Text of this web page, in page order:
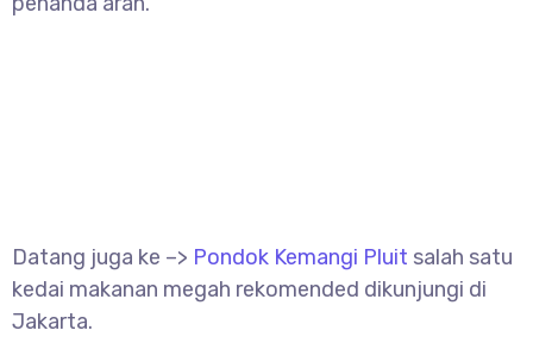
Datang juga ke –> Pondok Kemangi Pluit salah satu
kedai makanan megah rekomended dikunjungi di
Jakarta.